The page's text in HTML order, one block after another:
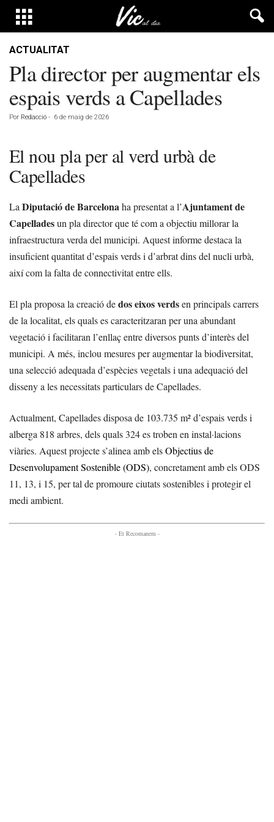
ACTUALITAT
Pla director per augmentar els
espais verds a Capellades
Por Redacció - 6 de maig de 2026
El nou pla per al verd urbà de
Capellades
La Diputació de Barcelonaha presentat a l’Ajuntament de
Capelladesun pla director que té com a objectiu millorar la
infraestructura verda del municipi. Aquest informe destaca la
insuficient quantitat d’espais verds i d’arbrat dins del nucli urbà,
així com la falta de connectivitat entre ells.
El pla proposa la creació dedos eixos verdsen principals carrers
de la localitat, els quals es caracteritzaran per una abundant
vegetació i facilitaran l’enllaç entre diversos punts d’interès del
municipi. A més, inclou mesures per augmentar la biodiversitat,
una selecció adequada d’espècies vegetals i una adequació del
disseny a les necessitats particulars de Capellades.
Actualment, Capellades disposa de 103.735 m² d’espais verds i
alberga 818 arbres, dels quals 324 es troben en instal·lacions
viàries. Aquest projecte s’alinea amb elsObjectius de
Desenvolupament Sostenible (ODS), concretament amb els ODS
11, 13, i 15, per tal de promoure ciutats sostenibles i protegir el
medi ambient.
- Et Recomanem -